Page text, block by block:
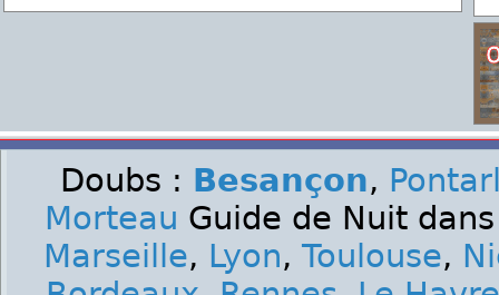
Doubs : Besançon,
Morteau Guide de Nuit
Marseille, Lyon, Toulouse,